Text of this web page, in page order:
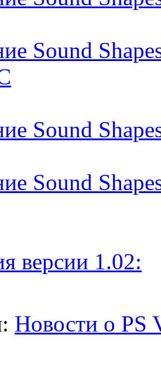
Sound
Sound
Sound
версии 1.02:
Новости о PS